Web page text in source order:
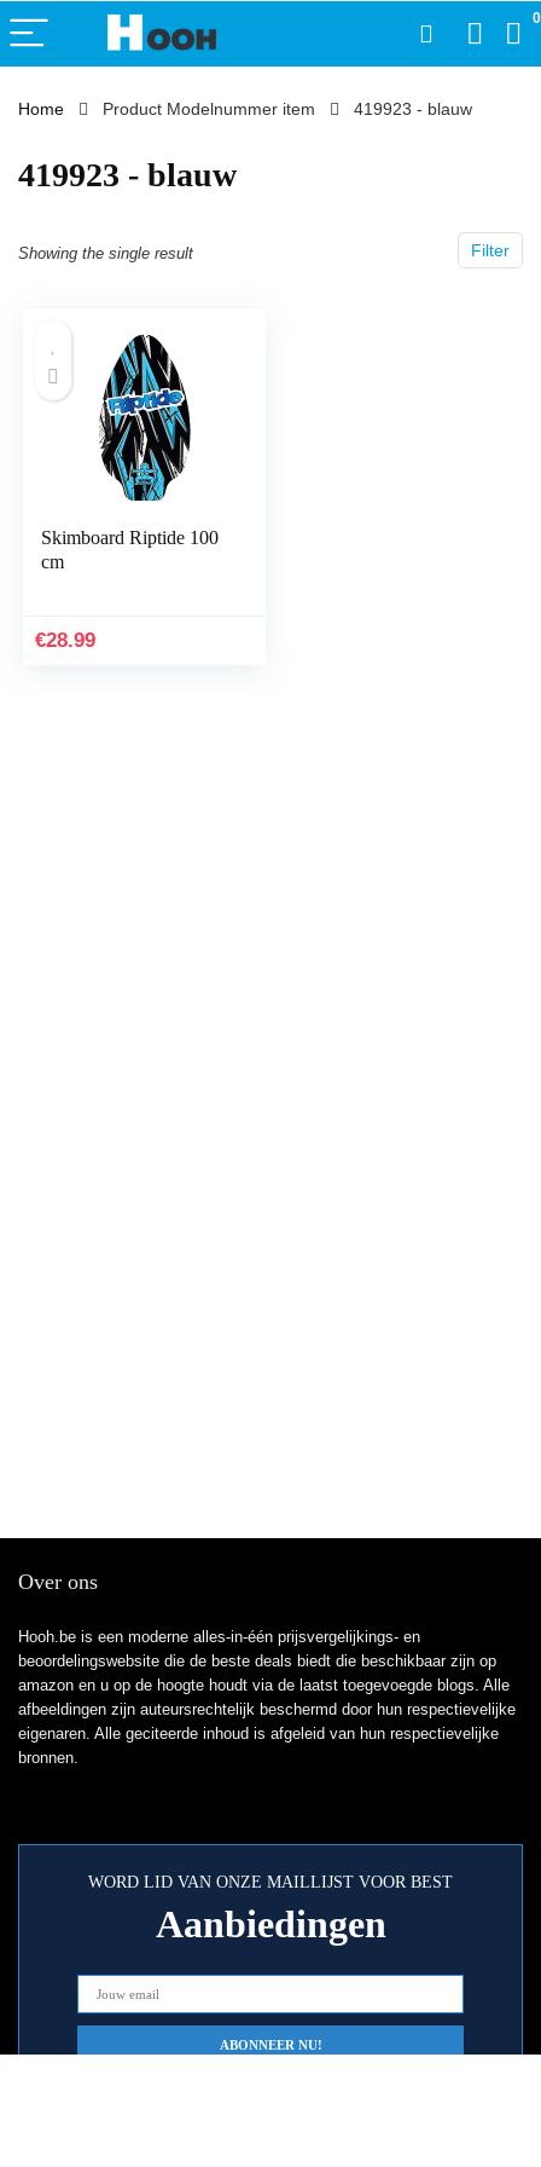
0
Home Product Modelnummer item ‎419923 - blauw
‎419923 - blauw
Filter
Showing the single result
Skimboard Riptide 100
cm
€28.99
Over ons
Hooh.be is een moderne alles-in-één prijsvergelijkings- en
beoordelingswebsite die de beste deals biedt die beschikbaar zijn op
amazon en u op de hoogte houdt via de laatst toegevoegde blogs. Alle
afbeeldingen zijn auteursrechtelijk beschermd door hun respectievelijke
eigenaren. Alle geciteerde inhoud is afgeleid van hun respectievelijke
bronnen.
WORD LID VAN ONZE MAILLIJST VOOR BEST
Aanbiedingen